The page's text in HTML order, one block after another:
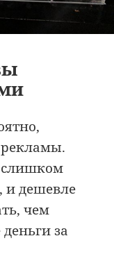
и дешевле
чем
за